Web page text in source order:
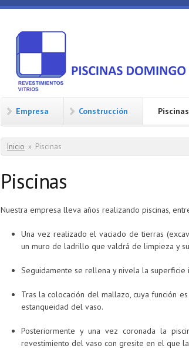
PISCINAS
Empresa Construcción Piscinas
Usted está aquí
Inicio » Piscinas
Piscinas
Nuestra empresa lleva años realizando piscinas,
Una vez realizado el vaciado de tierras
un muro de ladrillo que valdrá de limpieza y
Seguidamente se rellena y nivela la superficie
Tras la colocación del mallazo, cuya función
estanqueidad del vaso.
Posteriormente y una vez coronada la
revestimiento del vaso con gresite en el que